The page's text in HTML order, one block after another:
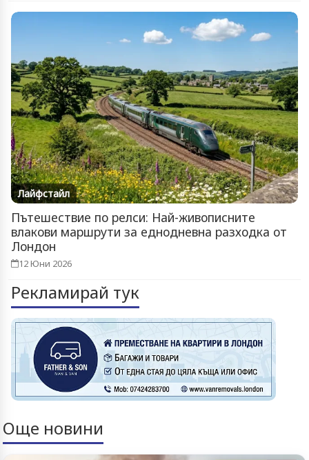
Лайфстайл
Пътешествие по релси: Най-живописните
влакови маршрути за еднодневна разходка от
Лондон
12 Юни 2026
Рекламирай тук
Още новини